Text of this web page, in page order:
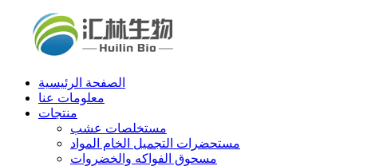
الصفحة الرئيسية
معلومات عنا
منتجات
مستخلصات عشب
مستحضرات التجميل الخام المواد
مسحوق الفواكه والخضروات